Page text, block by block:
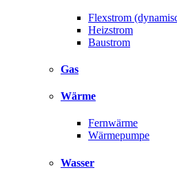
Flexstrom
Heizstrom
Baustrom
Gas
Wärme
Fernwärme
Wärmepumpe
Wasser